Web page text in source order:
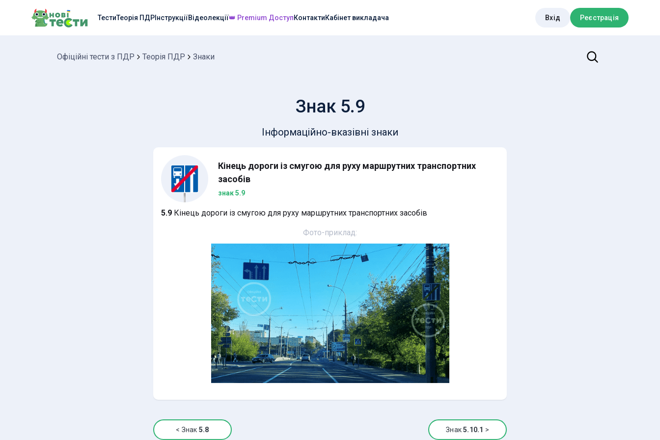
ТестиТеорія ПДР ІнструкціїВідеолекції👑 Premium ДоступКонтактиКабінет викладача Вхід Реєстрація
Офіційні тести з ПДР Теорія ПДР Знаки
Пошук
Знак 5.9
Інформаційно-вказівні знаки
Кінець дороги із смугою для руху маршрутних транспортних
засобів
знак 5.9
5.9 Кінець дороги із смугою для руху маршрутних транспортних засобів
Фото-приклад:
< Знак 5.8 Знак5.10.1 >